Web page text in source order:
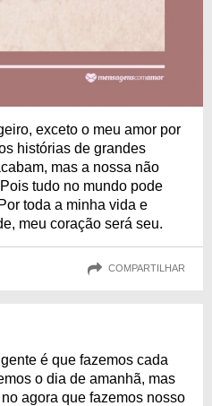
exceto o meu amor por
histórias de grandes
mas a nossa não
tudo no mundo pode
toda a minha vida e
meu coração será seu.
COMPARTILHAR
é que fazemos cada
o dia de amanhã, mas
agora que fazemos nosso